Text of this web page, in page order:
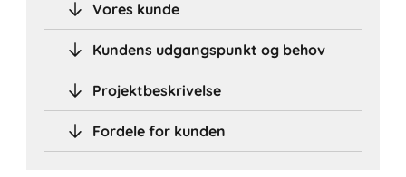
Vores kunde
Kundens udgangspunkt og behov
Projektbeskrivelse
Fordele for kunden